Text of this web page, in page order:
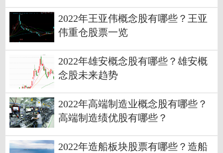
2022年王亚伟概念股有哪些？王亚
伟重仓股票一览
2022年雄安概念股有哪些？雄安概
念股未来趋势
2022年高端制造业概念股有哪些？
高端制造绩优股有哪些？
2022年造船板块股票有哪些？造船